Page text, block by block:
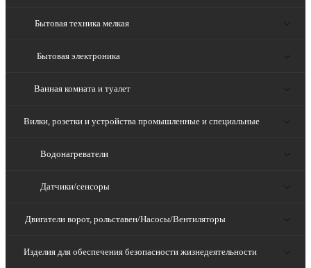
Бытовая техника мелкая
Бытовая электроника
Ванная комната и туалет
Вилки, розетки и устройства промышленные и специальные
Водонагреватели
Датчики/сенсоры
Двигатели ворот, рольставен/Насосы/Вентиляторы
Изделия для обеспечения безопасности жизнедеятельности